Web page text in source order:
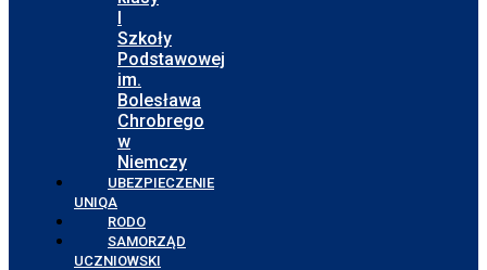
I
Szkoły
Podstawowej
im.
Bolesława
Chrobrego
w
Niemczy
UBEZPIECZENIE
UNIQA
RODO
SAMORZĄD
UCZNIOWSKI